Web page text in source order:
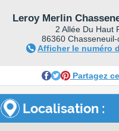
Leroy Merlin
2 Allée Du Haut
86360 Chasseneuil-
Afficher le numéro
Partagez
Localisation :